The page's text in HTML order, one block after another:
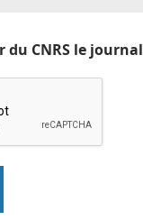
du CNRS le journal